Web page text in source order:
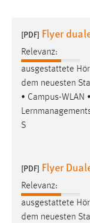
[PDF] Flyer
Relevanz:
ausgestattete
dem neuesten
• Campus-
S
[PDF] Flyer
Relevanz:
ausgestattete
dem neuesten
Performance
Name:
Zweck:
Name:
site-